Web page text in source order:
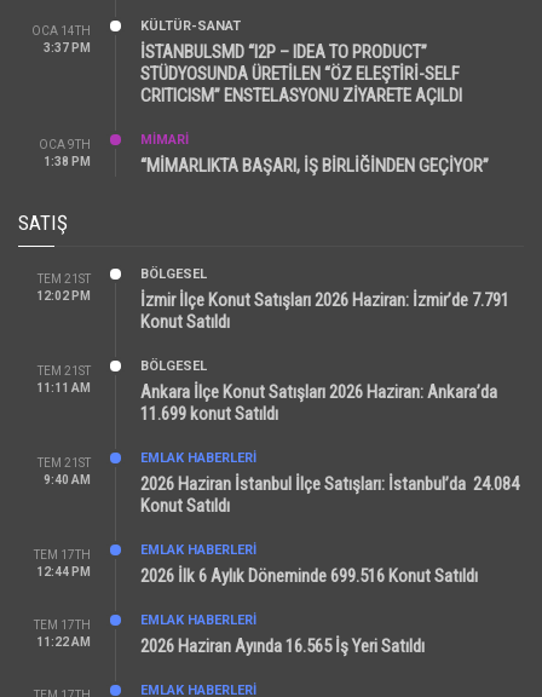
OCA 14TH
3:37 PM
KÜLTÜR-SANAT
İSTANBULSMD “I2P – IDEA TO PRODUCT”
STÜDYOSUNDA ÜRETİLEN “ÖZ ELEŞTİRİ-SELF
CRITICISM” ENSTELASYONU ZİYARETE AÇILDI
OCA 9TH
1:38 PM
MİMARİ
“MİMARLIKTA BAŞARI, İŞ BİRLİĞİNDEN GEÇİYOR”
SATIŞ
TEM 21ST
12:02 PM
BÖLGESEL
İzmir İlçe Konut Satışları 2026 Haziran: İzmir’de 7.791
Konut Satıldı
TEM 21ST
11:11 AM
BÖLGESEL
Ankara İlçe Konut Satışları 2026 Haziran: Ankara’da
11.699 konut Satıldı
TEM 21ST
9:40 AM
EMLAK HABERLERI
2026 Haziran İstanbul İlçe Satışları: İstanbul’da 24.084
Konut Satıldı
TEM 17TH
12:44 PM
EMLAK HABERLERI
2026 İlk 6 Aylık Döneminde 699.516 Konut Satıldı
TEM 17TH
11:22 AM
EMLAK HABERLERI
2026 Haziran Ayında 16.565 İş Yeri Satıldı
EMLAK HABERLERI